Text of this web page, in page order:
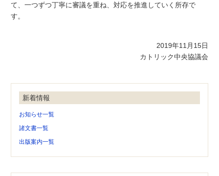
て、一つずつ丁寧に審議を重ね、対応を推進していく所存で
す。
2019年11月15日
カトリック中央協議会
新着情報
お知らせ一覧
諸文書一覧
出版案内一覧